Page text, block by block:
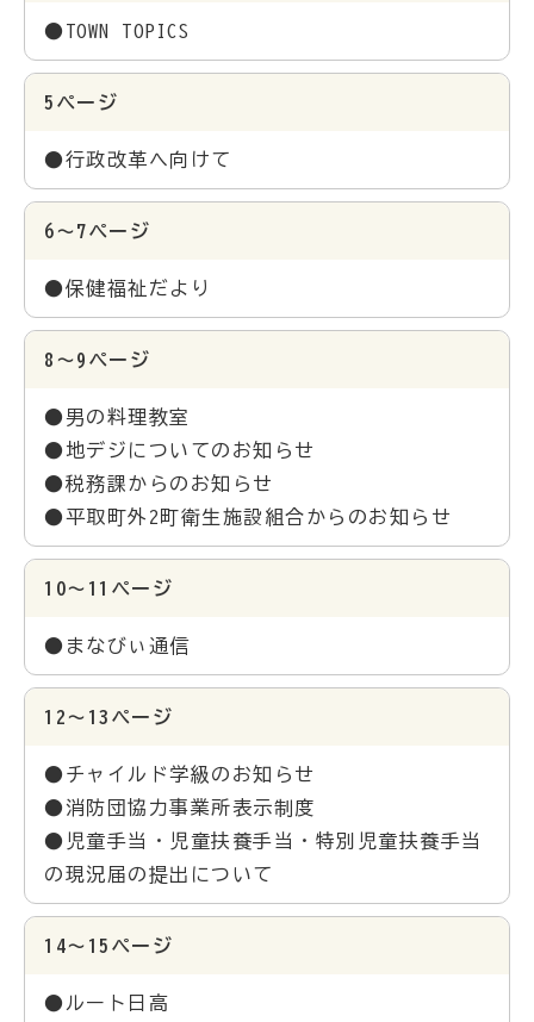
●TOWN TOPICS
5ページ
●行政改革へ向けて
6～7ページ
●保健福祉だより
8～9ページ
●男の料理教室
●地デジについてのお知らせ
●税務課からのお知らせ
●平取町外2町衛生施設組合からのお知らせ
10～11ページ
●まなびぃ通信
12～13ページ
●チャイルド学級のお知らせ
●消防団協力事業所表示制度
●児童手当・児童扶養手当・特別児童扶養手当
の現況届の提出について
14～15ページ
●ルート日高